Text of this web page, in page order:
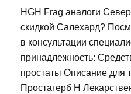
HGH Frag аналоги
скидкой Салехард?
в консультации
принадлежность:
простаты Описание для
Простагерб Н